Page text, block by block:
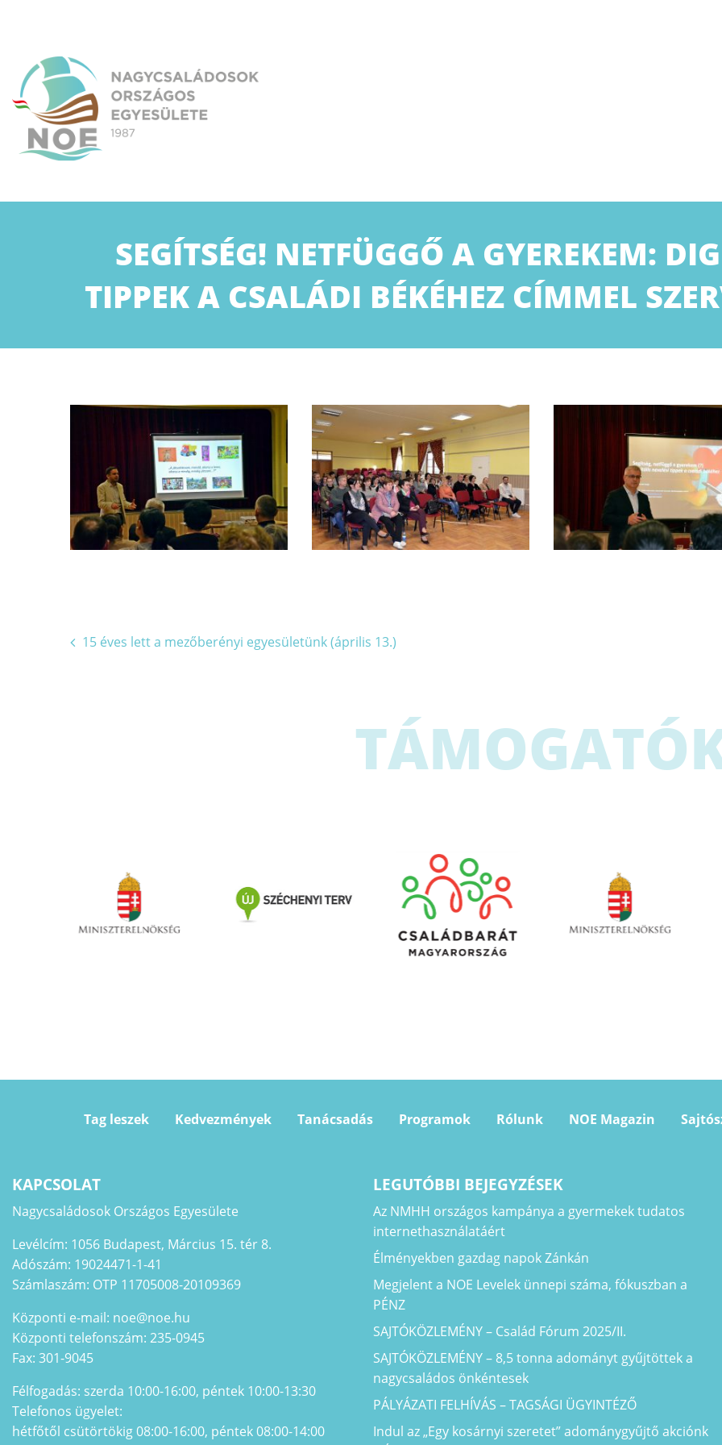
SEGÍTSÉG! NETFÜGGŐ A GYEREKEM:
TIPPEK A CSALÁDI BÉKÉHEZ CÍMMEL
Bejegyzés
15 éves lett a mezőberényi egyesületünk (április 13.)
Tag leszek Kedvezmények Tanácsadás Programok Rólunk NOE Magazin
KAPCSOLAT
Nagycsaládosok Országos Egyesülete
Levélcím: 1056 Budapest, Március 15. tér 8.
Adószám: 19024471-1-41
Számlaszám: OTP 11705008-20109369
Központi e-mail: noe@noe.hu
Központi telefonszám: 235-0945
Fax: 301-9045
Félfogadás: szerda 10:00-16:00, péntek 10:00-13:30
Telefonos ügyelet:
hétfőtől csütörtökig 08:00-16:00, péntek 08:00-14:00
LEGUTÓBBI BEJEGYZÉSEK
Az NMHH országos kampánya a gyermekek tudatos
internethasználatáért
Élményekben gazdag napok Zánkán
Megjelent a NOE Levelek ünnepi száma, fókuszban a
PÉNZ
SAJTÓKÖZLEMÉNY – Család Fórum 2025/II.
SAJTÓKÖZLEMÉNY – 8,5 tonna adományt gyűjtöttek a
nagycsaládos önkéntesek
PÁLYÁZATI FELHÍVÁS – TAGSÁGI ÜGYINTÉZŐ
Indul az „Egy kosárnyi szeretet” adománygyűjtő akciónk